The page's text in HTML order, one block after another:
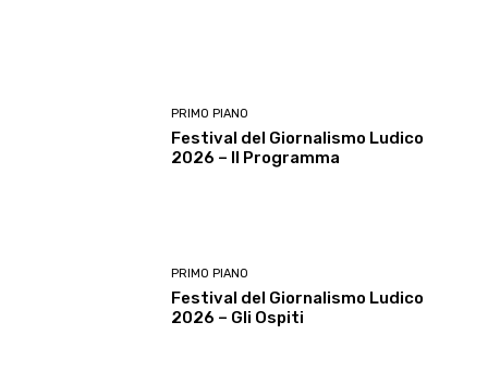
PRIMO PIANO
Festival del Giornalismo Ludico
2026 – Il Programma
PRIMO PIANO
Festival del Giornalismo Ludico
2026 – Gli Ospiti